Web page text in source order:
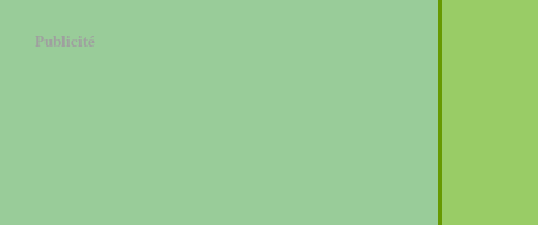
Publicité